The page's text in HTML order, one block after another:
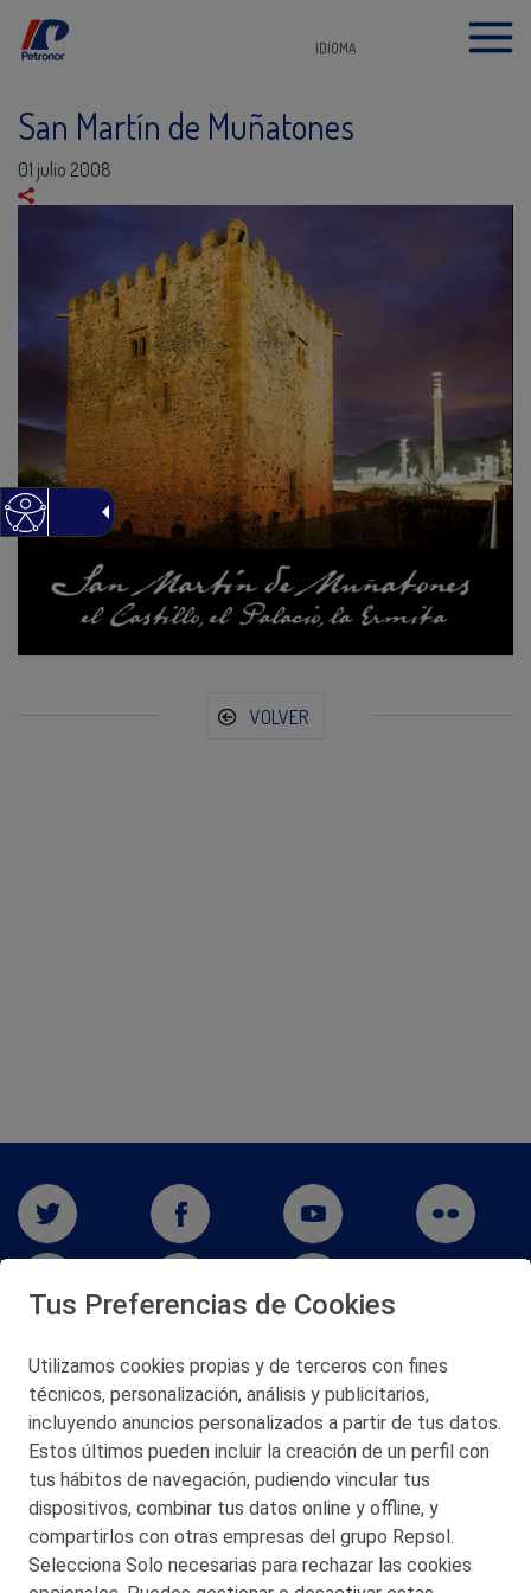
IDIOMA
San Martín de Muñatones
01 julio 2008
VOLVER
San Martín 5-Edificio Muñatones,
48550 Muskiz (Bizkaia)
Telf. 946 357 000
© 2026 Petronor S.A.
Tus Preferencias de Cookies
Utilizamos cookies propias y de terceros con fines
técnicos, personalización, análisis y publicitarios,
incluyendo anuncios personalizados a partir de tus datos.
Estos últimos pueden incluir la creación de un perfil con
tus hábitos de navegación, pudiendo vincular tus
dispositivos, combinar tus datos online y offline, y
compartirlos con otras empresas del grupo Repsol.
Selecciona Solo necesarias para rechazar las cookies